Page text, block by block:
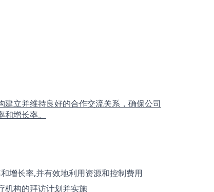
立并维持良好的合作交流关系，确保公司
增长率。
增长率,并有效地利用资源和控制费用
机构的拜访计划并实施